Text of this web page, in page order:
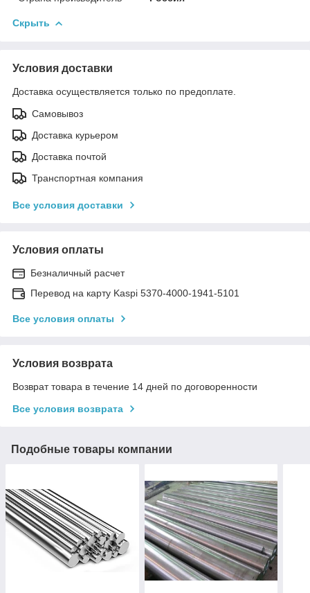
Скрыть
Условия доставки
Доставка осуществляется только по предоплате.
Самовывоз
Доставка курьером
Доставка почтой
Транспортная компания
Все условия доставки
Условия оплаты
Безналичный расчет
Перевод на карту Kaspi 5370-4000-1941-5101
Все условия оплаты
Условия возврата
Возврат товара в течение 14 дней по договоренности
Все условия возврата
Подобные товары компании